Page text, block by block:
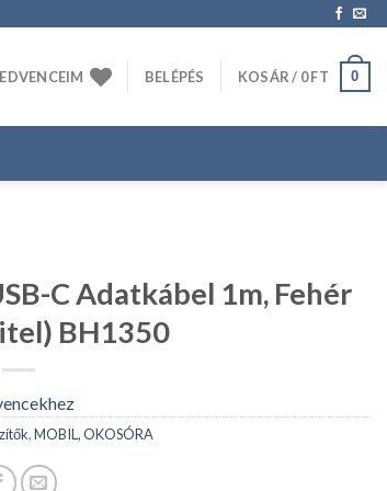
BELÉPÉS KOSÁR / 0FT 0
C Adatkábel 1m, Fehér
BH1350
,MOBIL, OKOSÓRA